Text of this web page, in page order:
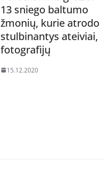
13 sniego baltumo
žmonių, kurie atrodo
stulbinantys ateiviai,
fotografijų
15.12.2020